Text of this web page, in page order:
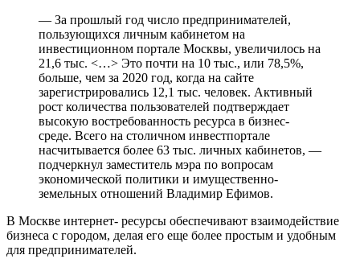
— За прошлый год число предпринимателей,
пользующихся личным кабинетом на
инвестиционном портале Москвы, увеличилось на
21,6 тыс. <…> Это почти на 10 тыс., или 78,5%,
больше, чем за 2020 год, когда на сайте
зарегистрировались 12,1 тыс. человек. Активный
рост количества пользователей подтверждает
высокую востребованность ресурса в бизнес-
среде. Всего на столичном инвестпортале
насчитывается более 63 тыс. личных кабинетов, —
подчеркнул заместитель мэра по вопросам
экономической политики и имущественно-
земельных отношений Владимир Ефимов.
В Москве интернет- ресурсы обеспечивают взаимодействие
бизнеса с городом, делая его еще более простым и удобным
для предпринимателей.